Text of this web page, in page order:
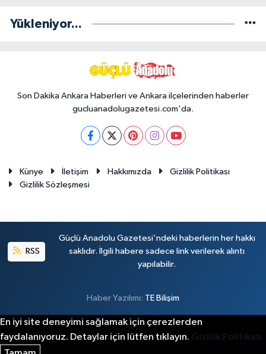
Yükleniyor...
Son Dakika Ankara Haberleri ve Ankara ilçelerinden haberler
gucluanadolugazetesi.com'da.
Künye İletişim Hakkımızda
Gizlilik Politikası
Gizlilik Sözleşmesi
RSS
Güçlü Anadolu Gazetesi'ndeki haberlerin her hakkı
saklıdır. İlgili habere sadece link verilerek alıntı
yapılabilir.
Haber Yazılımı: TE Bilişim
En iyi site deneyimi sağlamak için çerezlerden
faydalanıyoruz. Detaylar için lütfen tıklayın. Gizlilik Politikası